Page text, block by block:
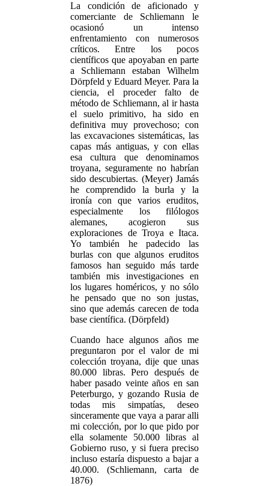
La condición de aficionado y
comerciante de Schliemann le
ocasionó un intenso
enfrentamiento con numerosos
críticos. Entre los pocos
científicos que apoyaban en parte
a Schliemann estaban Wilhelm
Dörpfeld y Eduard Meyer. Para la
ciencia, el proceder falto de
método de Schliemann, al ir hasta
el suelo primitivo, ha sido en
definitiva muy provechoso; con
las excavaciones sistemáticas, las
capas más antiguas, y con ellas
esa cultura que denominamos
troyana, seguramente no habrían
sido descubiertas. (Meyer) Jamás
he comprendido la burla y la
ironía con que varios eruditos,
especialmente los filólogos
alemanes, acogieron sus
exploraciones de Troya e Itaca.
Yo también he padecido las
burlas con que algunos eruditos
famosos han seguido más tarde
también mis investigaciones en
los lugares homéricos, y no sólo
he pensado que no son justas,
sino que además carecen de toda
base científica. (Dörpfeld)
Cuando hace algunos años me
preguntaron por el valor de mi
colección troyana, dije que unas
80.000 libras. Pero después de
haber pasado veinte años en san
Peterburgo, y gozando Rusia de
todas mis simpatías, deseo
sinceramente que vaya a parar alli
mi colección, por lo que pido por
ella solamente 50.000 libras al
Gobierno ruso, y si fuera preciso
incluso estaría dispuesto a bajar a
40.000. (Schliemann, carta de
1876)